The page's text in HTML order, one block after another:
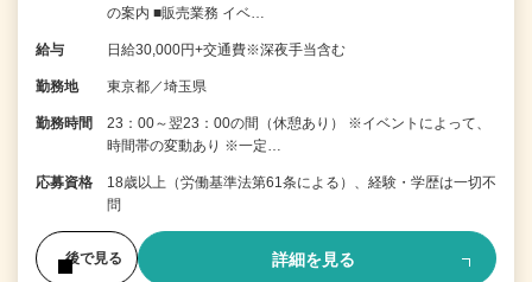
の案内 ■販売業務 イベ…
給与 日給30,000円+交通費※深夜手当含む
勤務地 東京都／埼玉県
勤務時間
23：00～翌23：00の間（休憩あり） ※イベントによって、
時間帯の変動あり ※一定…
応募資格
18歳以上（労働基準法第61条による）、経験・学歴は一切不
問
後で見る 詳細を見る